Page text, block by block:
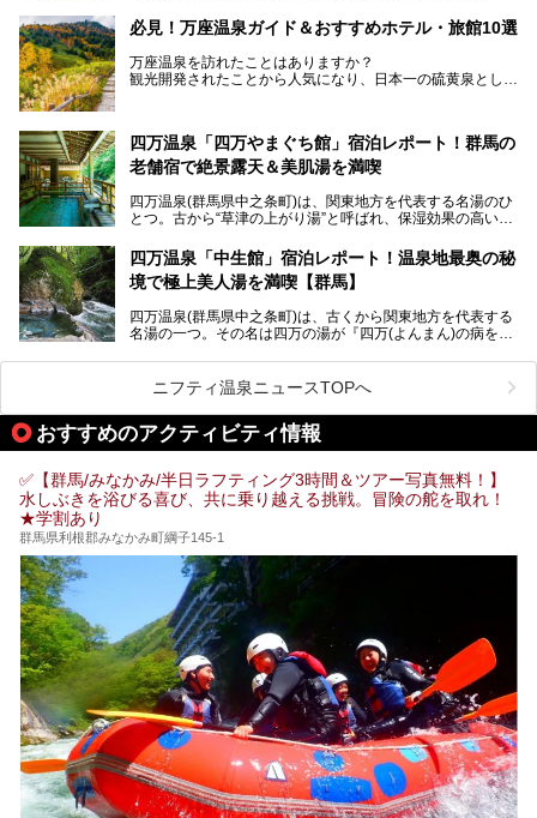
───
提供元：アイコニア・ホスピタリティ株式会社【PR】
この記事は亀の井ホテル 草津リゾートのPR記事です。
日帰り温泉の「水沼の湯」と宿泊もできる「サウナの森」、
２つのエリアがあります。
今回は、その中でも特にユニークな駅直結の「水沼の湯」の
魅力に焦点を当て、温泉好き、サウナー、そして電車旅好き
必見！万座温泉ガイド＆おすすめホテル・旅館10選
万座温泉を訪れたことはありますか？
観光開発されたことから人気になり、日本一の硫黄泉として
も多いかもしれません。
そこで筆者である私が実際に行ってみました！万座温泉の楽
しみ方や周辺の観光地を解説します。
また、日帰り入浴できる温泉から混浴可能な温泉まで、おす
すめの入浴施設もご紹介します！
四万温泉「四万やまぐち館」宿泊レポート！群馬の
老舗宿で絶景露天＆美肌湯を満喫
四万温泉(群馬県中之条町)は、関東地方を代表する名湯のひ
とつ。古から“草津の上がり湯”と呼ばれ、保湿効果の高い美
「四万やまぐち館」は、この地を代表する旅館の一つ。日帰
り入浴も可能ですが、やはり宿泊してじっくり楽しむのがベ
肌湯をはじめ、館内の魅力をたっぷりとご紹介します！
四万温泉「中生館」宿泊レポート！温泉地最奥の秘
境で極上美人湯を満喫【群馬】
四万温泉(群馬県中之条町)は、古くから関東地方を代表する
名湯の一つ。その名は四万の湯が『四万(よんまん)の病を癒
観光客で賑わう人気温泉地です。
「中生館」は四万温泉最奥に位置し、秘境感漂う老舗宿。泉
質の良さ(特に美人湯効果)に定評があり、知る人ぞ知る穴場
的存在です。今回は筆者自ら宿泊し、自慢の温泉をはじめ食
事・客室・共有スペースなど、宿の全貌を徹底紹介します。
ニフティ温泉ニュースTOPへ
おすすめのアクティビティ情報
✅【群馬/みなかみ/半日ラフティング3時間＆ツアー写真無料！】
水しぶきを浴びる喜び、共に乗り越える挑戦。冒険の舵を取れ！
★学割あり
群馬県利根郡みなかみ町綱子145-1